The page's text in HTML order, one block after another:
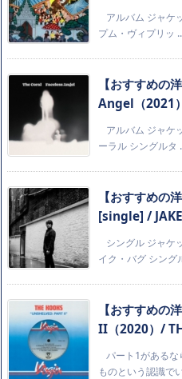
アルバム ジャケ
プム・ヴィプリッ
【おすすめの
Angel（2021
アルバム ジャケ
ーラル シングルタ
【おすすめの
[single] /
シングル ジャケ
イク・バグ シング
【おすすめ
II（2020）/
パート1がある
ものという認識で